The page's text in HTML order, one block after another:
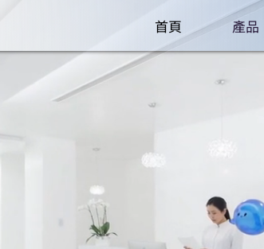
首頁 產品